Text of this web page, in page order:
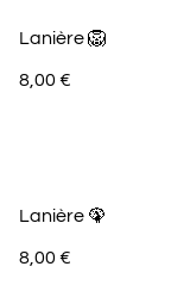
Lanière 🦁
8,00 €
Lanière 🦚
8,00 €